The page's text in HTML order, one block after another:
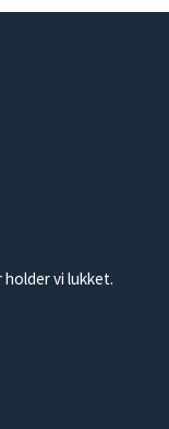
holder vi lukket.